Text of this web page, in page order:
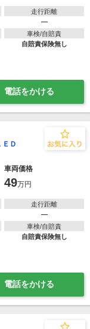
走行距離
―
車検/自賠責
自賠責保険無し
電話をかける
Ｄ
車両価格
49万円
走行距離
―
車検/自賠責
自賠責保険無し
電話をかける